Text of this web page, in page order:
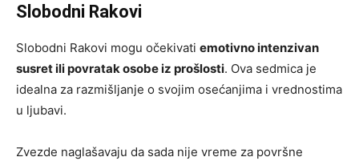
Slobodni Rakovi
Slobodni Rakovi mogu očekivati emotivno intenzivan
susret ili povratak osobe iz prošlosti. Ova sedmica je
idealna za razmišljanje o svojim osećanjima i vrednostima
u ljubavi.
Zvezde naglašavaju da sada nije vreme za površne